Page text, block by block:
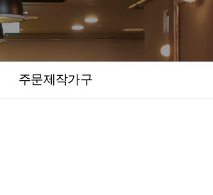
주문제작가구